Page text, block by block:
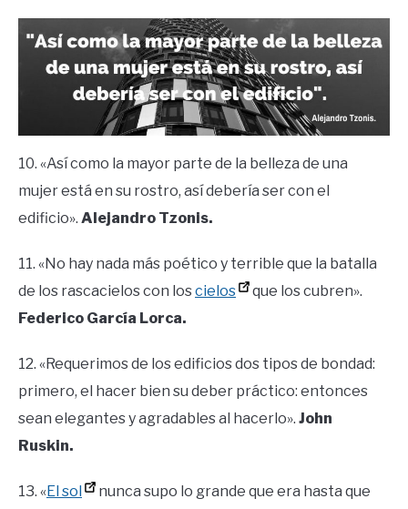
10. «Así como la mayor parte de la belleza de una
mujer está en su rostro, así debería ser con el
edificio». Alejandro Tzonis.
11. «No hay nada más poético y terrible que la batalla
de los rascacielos con loscielos
que los cubren».
Federico García Lorca.
12. «Requerimos de los edificios dos tipos de bondad:
primero, el hacer bien su deber práctico: entonces
sean elegantes y agradables al hacerlo». John
Ruskin.
13. «El sol
nunca supo lo grande que era hasta que